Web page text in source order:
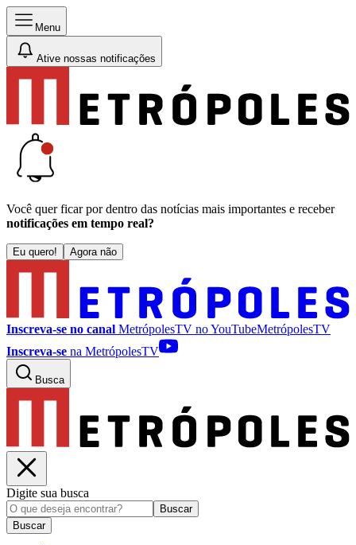
Menu
Ative nossas notificações
Você quer ficar por dentro das notícias mais importantes e receber
notificações em tempo real?
Eu quero! Agora não
Inscreva-se no canal MetrópolesTV noYouTubeMetrópolesTV
Inscreva-se na MetrópolesTV
Busca
Digite sua busca
Buscar
Buscar